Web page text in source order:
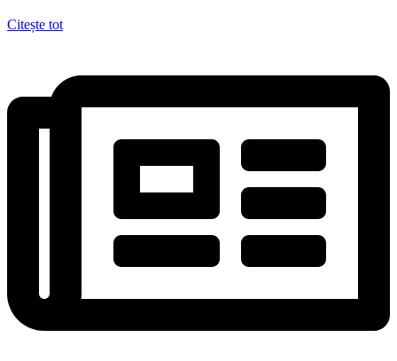
Citește tot